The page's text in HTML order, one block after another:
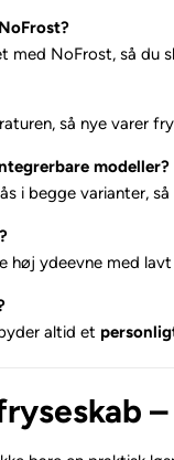
med NoFrost, så du
så nye varer
modeller?
i begge varianter,
høj ydeevne med
altid et